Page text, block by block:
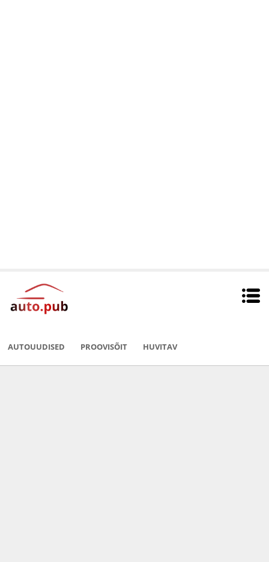
AUTOUUDISED PROOVISÕIT HUVITAV